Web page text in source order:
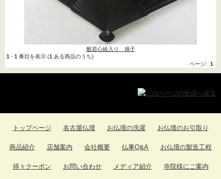
進物用お線香->(9)
朱印帳->(2)
お香->
お守り守護尊(1)
般若心経入り 扇子
1 - 1 番目を表示 (1 ある商品のうち)
ページ: 1
トップページ 名古屋仏壇 お仏壇の洗濯 お仏壇のお引取り
商品紹介 店舗案内 会社概要 仏事Q&A お仏壇の製造工程
得々クーポン お問い合わせ メディア紹介 寺院様にご案内